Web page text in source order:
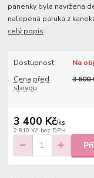
panenky byla navržena
nalepená paruka z
celý popis
Dostupnost
Na
Cena před
slevou
3 600
3 400 Kč/ks
2 810 Kč bez DPH